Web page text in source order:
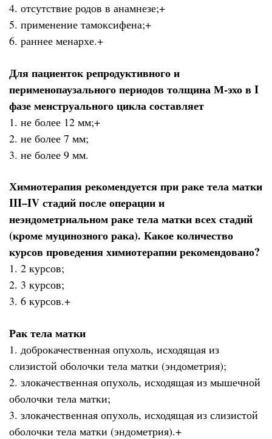
4. отсутствие родов в анамнезе;+
5. применение тамоксифена;+
6. раннее менархе.+
Для пациенток репродуктивного и
перименопаузального периодов толщина М-эхо в I
фазе менструального цикла составляет
1. не более 12 мм;+
2. не более 7 мм;
3. не более 9 мм.
Химиотерапия рекомендуется при раке тела матки
III–IV стадий после операции и
неэндометриальном раке тела матки всех стадий
(кроме муцинозного рака). Какое количество
курсов проведения химиотерапии рекомендовано?
1. 2 курсов;
2. 3 курсов;
3. 6 курсов.+
Рак тела матки
1. доброкачественная опухоль, исходящая из
слизистой оболочки тела матки (эндометрия);
2. злокачественная опухоль, исходящая из мышечной
оболочки тела матки;
3. злокачественная опухоль, исходящая из слизистой
оболочки тела матки (эндометрия).+